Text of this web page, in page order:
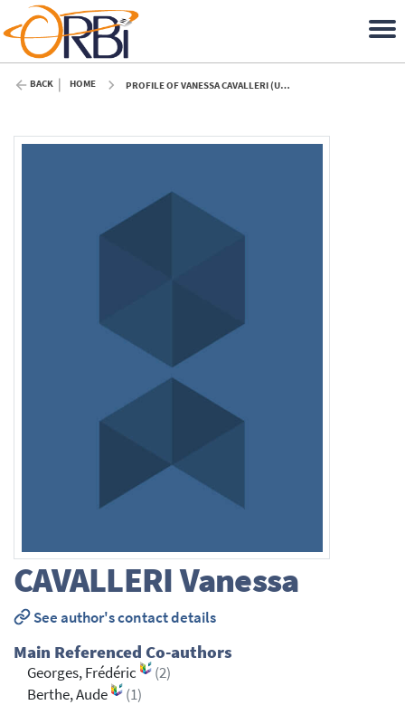
BACK HOME PROFILE OF VANESSA CAVALLERI (ULIÈGE)
CAVALLERIVanessa
See author's contact details
Main Referenced Co-authors
Georges, Frédéric
(2)
Berthe, Aude
(1)